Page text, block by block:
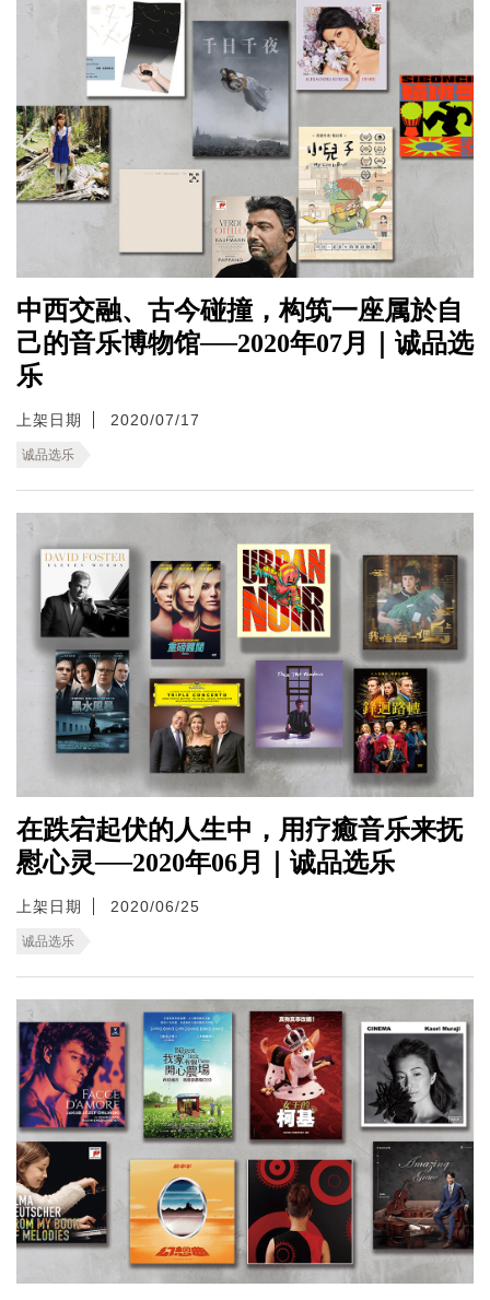
中西交融、古今碰撞，构筑一座属於自
己的音乐博物馆──2020年07月｜诚品选
乐
上架日期 2020/07/17
诚品选乐
在跌宕起伏的人生中，用疗癒音乐来抚
慰心灵──2020年06月｜诚品选乐
上架日期 2020/06/25
诚品选乐